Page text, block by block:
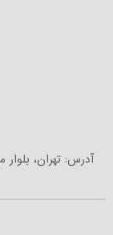
آدرس: تهران،